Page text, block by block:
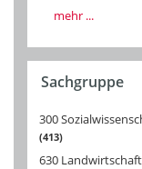
mehr ...
Sachgruppe
300
413
630